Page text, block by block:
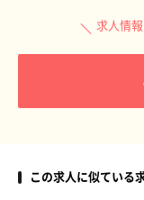
求人情
この求人に似ている